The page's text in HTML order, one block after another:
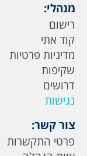
מנהלי:
רישום
קוד אתי
מדיניות פרטיות
שקיפות
דרושים
נגישות
צור קשר:
פרטי התקשרות